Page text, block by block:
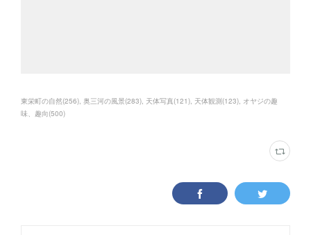
東栄町の自然(256) 奥三河の風景(283) 天体写真(121) 天体観測(123) オヤジの趣
味、趣向(500)